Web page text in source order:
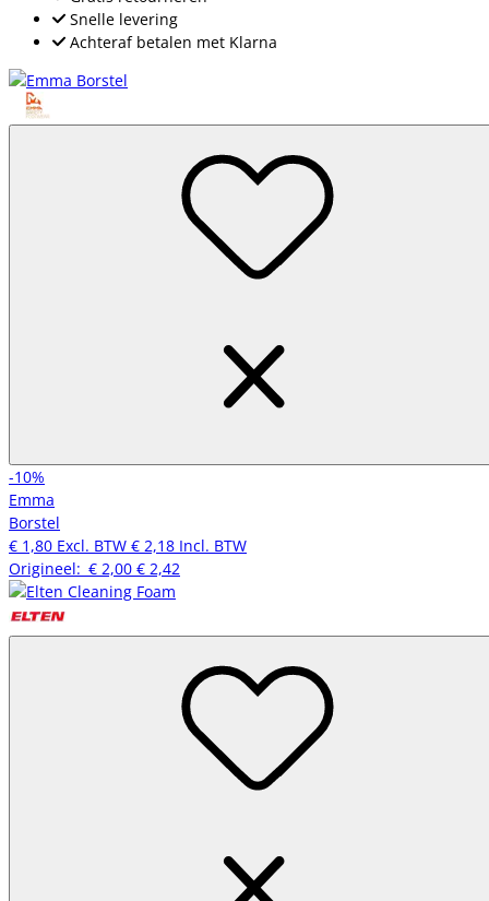
Snelle levering
Achteraf betalen met Klarna
-10%
Emma
Borstel
€ 1,80 Excl. BTW € 2,18 Incl. BTW
Origineel: € 2,00 € 2,42